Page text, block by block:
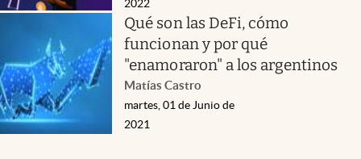
2022
Qué son las DeFi, cómo
funcionan y por qué
"enamoraron" a los argentinos
Matías Castro
martes, 01 de Junio de
2021